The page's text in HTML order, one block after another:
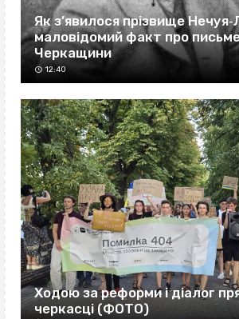
Як з’явилося прізвище
маловідомий факт про
Черкащини
12:40
Ходою за реформи і діалог
черкасці (ФОТО)